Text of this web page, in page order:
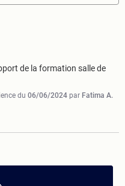
de la formation salle de
du 06/06/2024 par Fatima A.